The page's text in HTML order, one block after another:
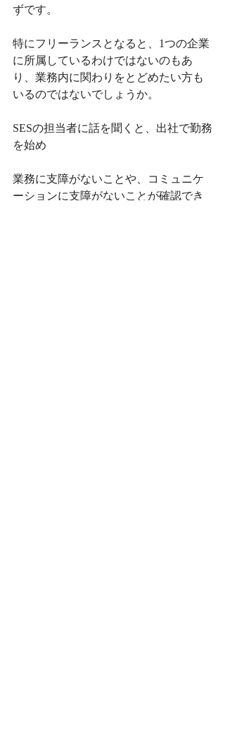
ずです。
特にフリーランスとなると、1つの企業
に所属しているわけではないのもあ
り、業務内に関わりをとどめたい方も
いるのではないでしょうか。
SESの担当者に話を聞くと、出社で勤務
を始め
業務に支障がないことや、コミュニケ
ーションに支障がないことが確認でき